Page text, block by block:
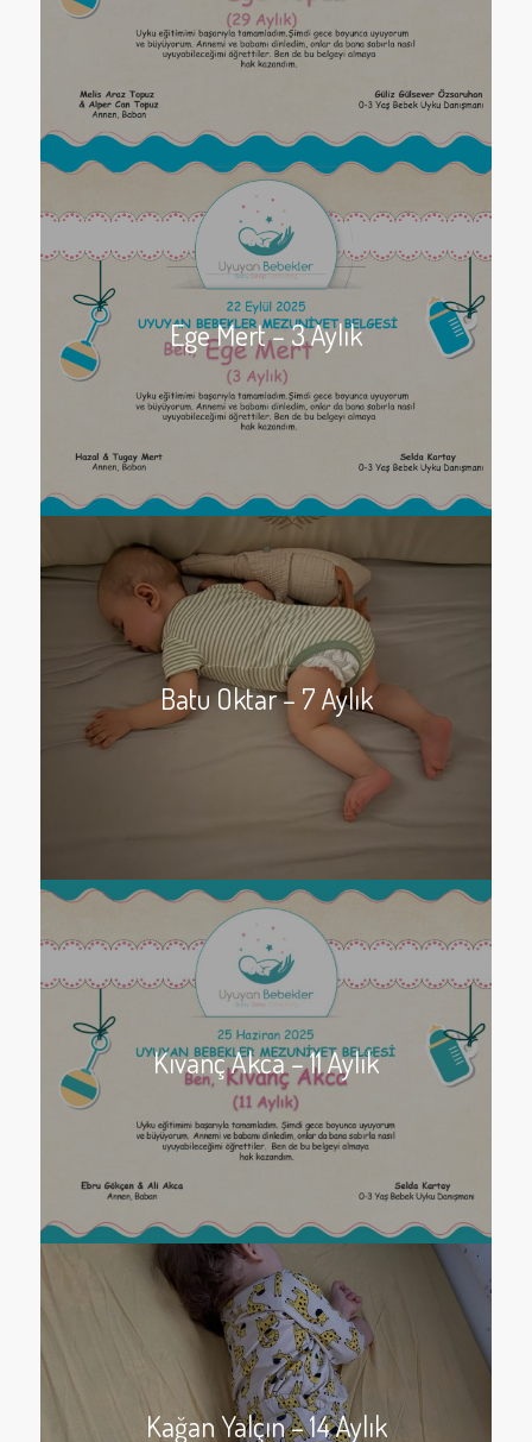
Ege Mert – 3 Aylık
Batu Oktar – 7 Aylık
Kıvanç Akca – 11 Aylık
Kağan Yalçın – 14 Aylık